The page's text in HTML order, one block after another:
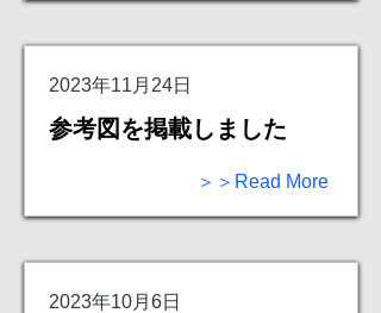
2023年11月24日
参考図を掲載しました
＞＞Read More
2023年10月6日